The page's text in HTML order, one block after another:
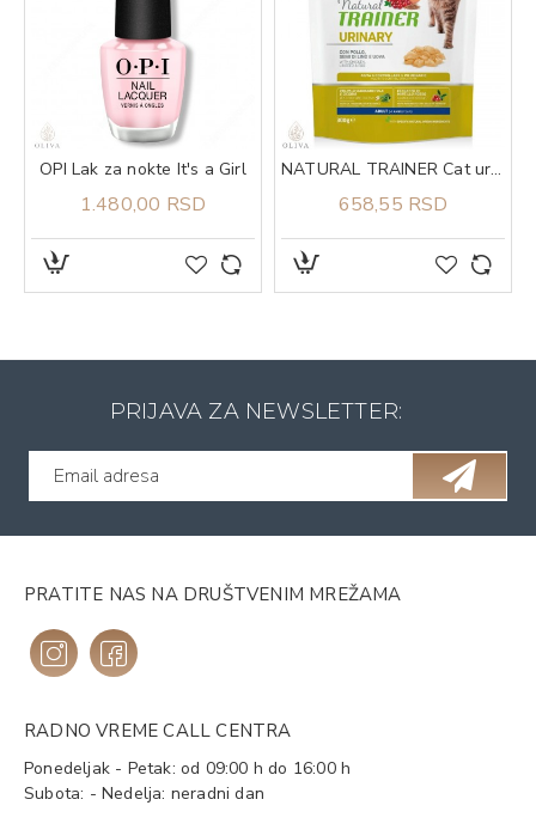
OPI Lak za nokte It's a Girl
1.480,00 RSD
NATURAL TRAINER Cat urinary piletina za odrasle mačke 300g
658,55 RSD
PRIJAVA ZA NEWSLETTER:
PRATITE NAS NA DRUŠTVENIM MREŽAMA
RADNO VREME CALL CENTRA
Ponedeljak - Petak: od 09:00 h do 16:00 h
Subota: - Nedelja: neradni dan